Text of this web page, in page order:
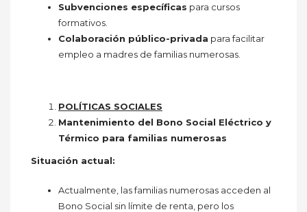
Subvenciones específicas para cursos
formativos.
Colaboración público-privada para facilitar
empleo a madres de familias numerosas.
POLÍTICAS SOCIALES
Mantenimiento del Bono Social Eléctrico y
Térmico para familias numerosas
Situación actual:
Actualmente, las familias numerosas acceden al
Bono Social sin límite de renta, pero los